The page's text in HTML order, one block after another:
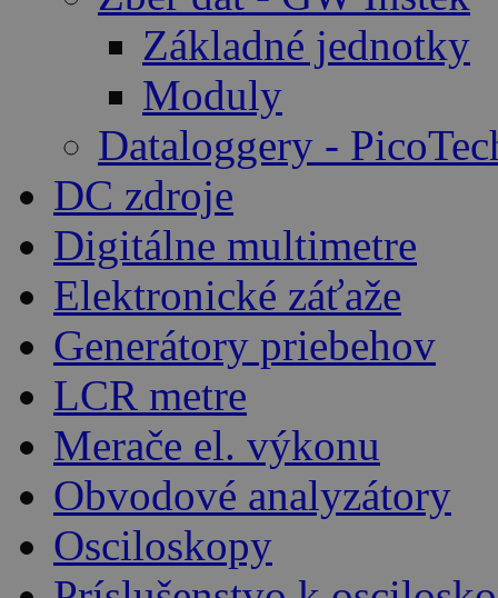
Základné jednotky
Moduly
Dataloggery -
DC zdroje
Digitálne multimetre
Elektronické záťaže
Generátory priebehov
LCR metre
Merače el. výkonu
Obvodové analyzátory
Osciloskopy